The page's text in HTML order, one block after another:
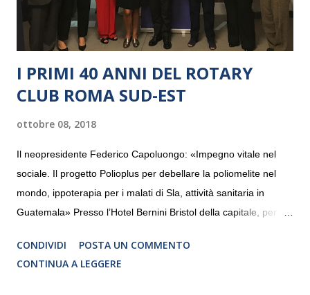
I PRIMI 40 ANNI DEL ROTARY
CLUB ROMA SUD-EST
ottobre 08, 2018
Il neopresidente Federico Capoluongo: «Impegno vitale nel
sociale. Il progetto Polioplus per debellare la poliomelite nel
mondo, ippoterapia per i malati di Sla, attività sanitaria in
Guatemala» Presso l’Hotel Bernini Bristol della capitale, per la
programmazione del Rotary Club Roma Sud-Est che festeggia
i quaranta anni di attività. Un’occasione per raccontare al
CONDIVIDI
POSTA UN COMMENTO
CONTINUA A LEGGERE